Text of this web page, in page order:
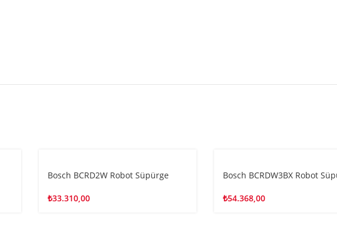
Bosch BCRD2W Robot Süpürge
₺33.310,00
Bosch BCRDW3BX Robot
₺54.368,00